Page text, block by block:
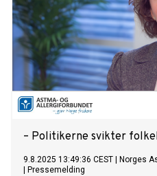
– Politikerne svikter
9.8.2025 13:49:36 CEST
Norges
Pressemelding